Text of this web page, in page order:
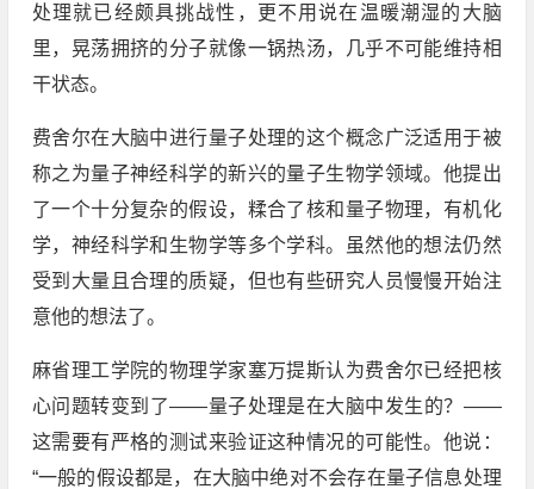
处理就已经颇具挑战性，更不用说在温暖潮湿的大脑
里，晃荡拥挤的分子就像一锅热汤，几乎不可能维持相
干状态。
费舍尔在大脑中进行量子处理的这个概念广泛适用于被
称之为量子神经科学的新兴的量子生物学领域。他提出
了一个十分复杂的假设，糅合了核和量子物理，有机化
学，神经科学和生物学等多个学科。虽然他的想法仍然
受到大量且合理的质疑，但也有些研究人员慢慢开始注
意他的想法了。
麻省理工学院的物理学家塞万提斯认为费舍尔已经把核
心问题转变到了——量子处理是在大脑中发生的？——
这需要有严格的测试来验证这种情况的可能性。他说：
“一般的假设都是，在大脑中绝对不会存在量子信息处理